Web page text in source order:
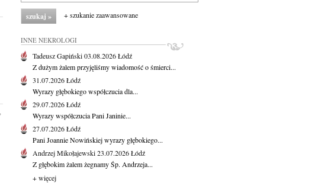
+ szukanie zaawansowane
INNE NEKROLOGI
Tadeusz Gapiński03.08.2026Łódź
Z dużym żalem przyjęliśmy wiadomość o śmierci...
31.07.2026Łódź
Wyrazy głębokiego współczucia dla...
29.07.2026Łódź
Wyrazy współczucia Pani Janinie...
27.07.2026Łódź
Pani Joannie Nowińskiej wyrazy głębokiego...
Andrzej Mikołajewski23.07.2026Łódź
Z głębokim żalem żegnamy Śp. Andrzeja...
+ więcej